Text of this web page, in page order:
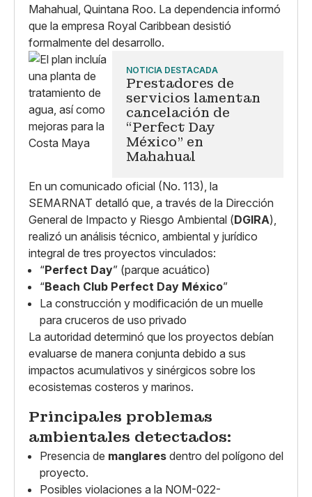
Mahahual, Quintana Roo. La dependencia informó
que la empresa Royal Caribbean desistió
formalmente del desarrollo.
NOTICIA DESTACADA
Prestadores de
servicios lamentan
cancelación de
“Perfect Day
México” en
Mahahual
En un comunicado oficial (No. 113), la
SEMARNAT detalló que, a través de la Dirección
General de Impacto y Riesgo Ambiental (DGIRA),
realizó un análisis técnico, ambiental y jurídico
integral de tres proyectos vinculados:
“Perfect Day” (parque acuático)
“Beach Club Perfect Day México”
La construcción y modificación de un muelle
para cruceros de uso privado
La autoridad determinó que los proyectos debían
evaluarse de manera conjunta debido a sus
impactos acumulativos y sinérgicos sobre los
ecosistemas costeros y marinos.
Principales problemas
ambientales detectados:
Presencia de manglares dentro del polígono del
proyecto.
Posibles violaciones a la NOM-022-